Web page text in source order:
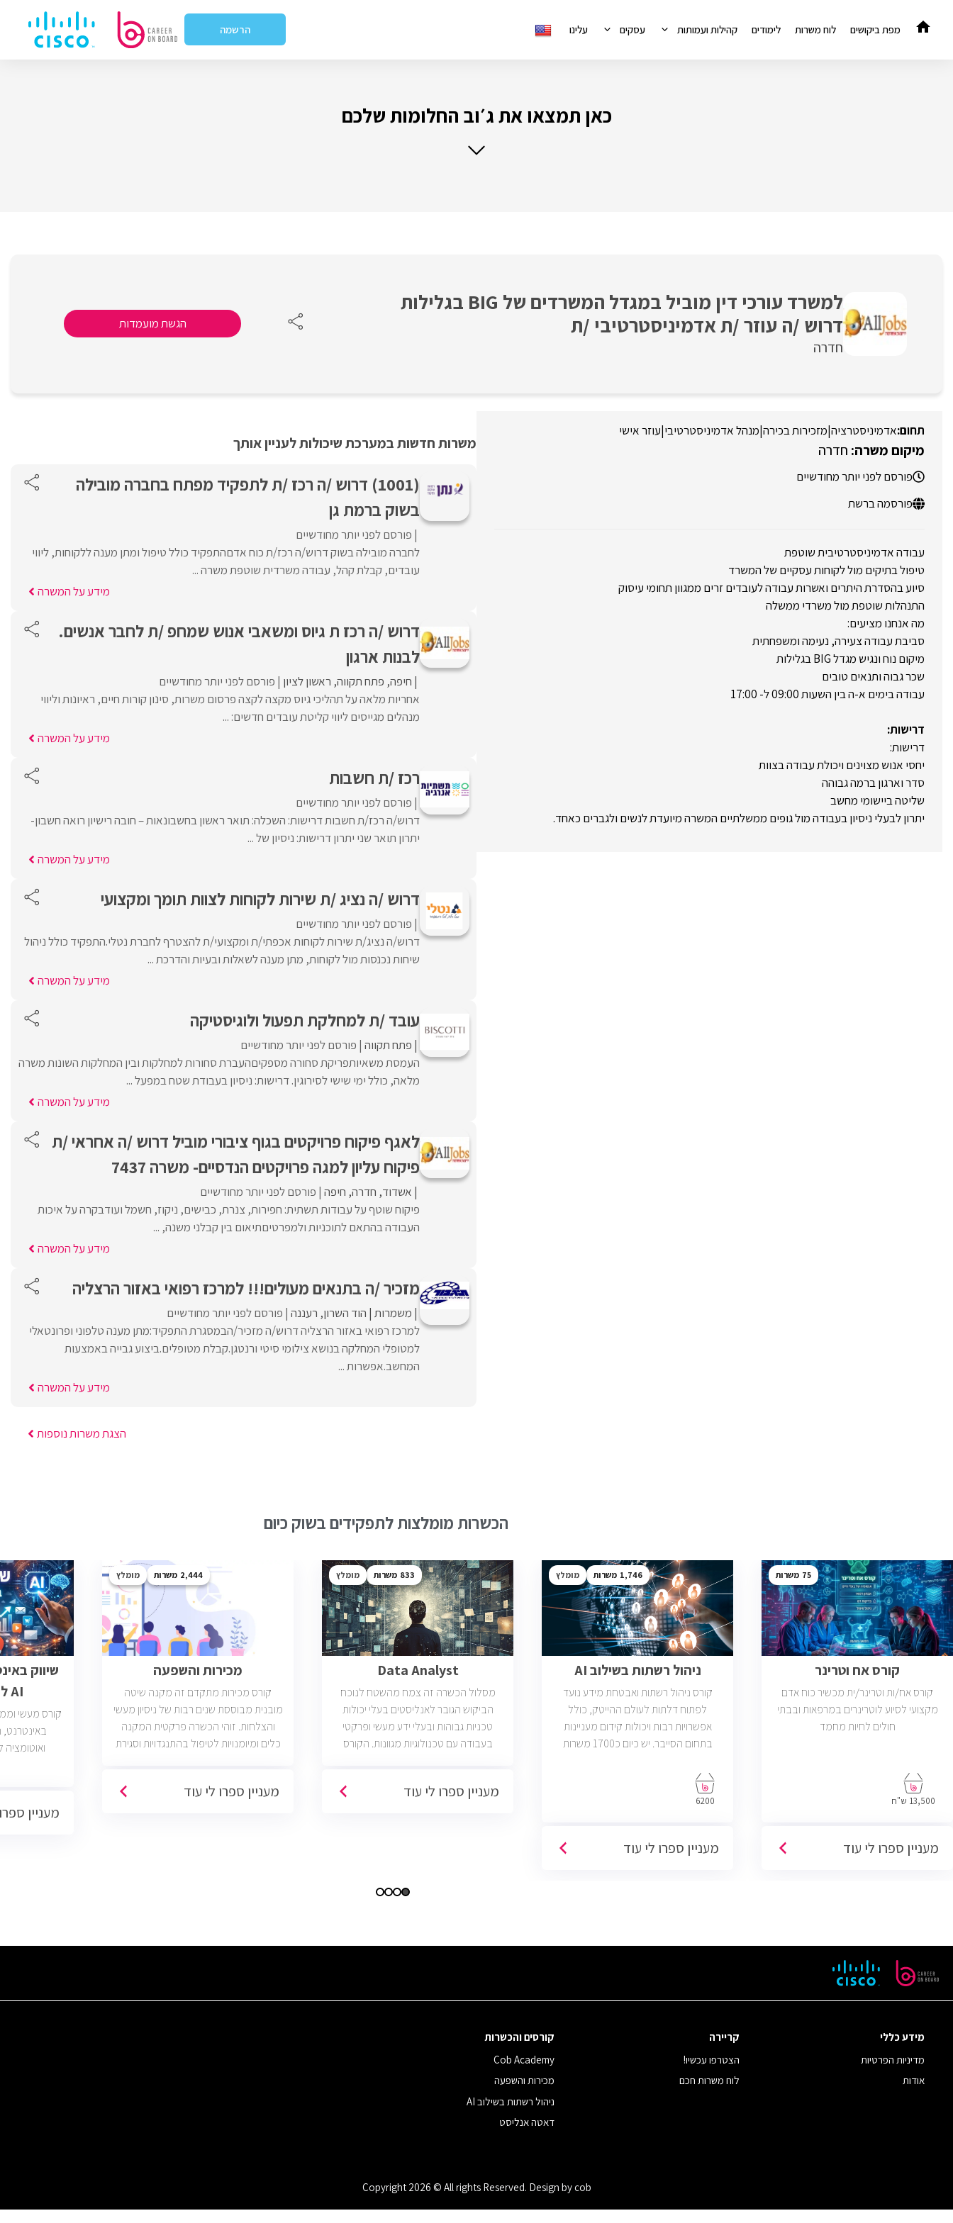
לתוכן
מפת ביקושים לוח משרות לימודים קהילות ועמותות עסקים עלינו הרשמה
כאן תמצאו את ג׳וב החלומות שלכם
למשרד עורכי דין מוביל במגדל המשרדים של BIG בגלילות
דרוש /ה עוזר /ת אדמיניסטרטיבי /ת
חדרה
הגשת מועמדות
אדמיניסטרציה|מזכירות בכירה|מנהל אדמיניסטרטיבי|עוזר אישי
חדרה
פורסם לפני יותר מחודשיים
פורסמה ברשת
עבודה אדמיניסטרטיבית שוטפת
טיפול בתיקים מול לקוחות עסקיים של המשרד
סיוע בהסדרת היתרים ואשרות עבודה לעובדים זרים ממגוון תחומי עיסוק
התנהלות שוטפת מול משרדי ממשלה
מה אנחנו מציעים:
סביבת עבודה צעירה, נעימה ומשפחתית
מיקום נוח ונגיש מגדל BIG בגלילות
שכר גבוה ותנאים טובים
עבודה בימים א-ה בין השעות 09:00 ל- 17:00
דרישות:
דרישות:
יחסי אנוש מצוינים ויכולת עבודה בצוות
סדר וארגון ברמה גבוהה
שליטה ביישומי מחשב
יתרון לבעלי ניסיון בעבודה מול גופים ממשלתיים המשרה מיועדת לנשים ולגברים כאחד.
משרות חדשות במערכת שיכולות לעניין אותך
(1001) דרוש /ה רכז /ת לתפקיד מפתח בחברה מובילה
בשוק ברמת גן
פורסם לפני יותר מחודשיים
לחברה מובילה בשוק דרוש/ה רכז/ת כוח אדםהתפקיד כולל טיפול ומתן מענה ללקוחות, ליווי
עובדים, קבלת קהל, עבודה משרדית שוטפת משרה ...
מידע על המשרה
דרוש /ה רכז ת גיוס ומשאבי אנוש שמחפ /ת לחבר אנשים.
לבנות ארגון
חיפה פתח תקווה ראשון לציון פורסם לפני יותר מחודשיים
אחריות מלאה על תהליכי גיוס מקצה לקצה פרסום משרות, סינון קורות חיים, ראיונות וליווי
מנהלים מגייסים ליווי קליטת עובדים חדשים: ...
מידע על המשרה
רכז /ת חשבות
פורסם לפני יותר מחודשיים
דרוש/ה רכז/ת חשבות דרישות: השכלה: תואר ראשון בחשבונאות – חובה רישיון רואה חשבון-
יתרון תואר שני יתרון דרישות: ניסיון של ...
מידע על המשרה
דרוש /ה נציג /ת שירות לקוחות לצוות תומך ומקצועי
פורסם לפני יותר מחודשיים
דרוש/ה נציג/ת שירות לקוחות אכפתי/ת ומקצועי/ת להצטרף לחברת נטלי.התפקיד כולל ניהול
שיחות נכנסות מול לקוחות, מתן מענה לשאלות ובעיות והדרכת ...
מידע על המשרה
עובד /ת למחלקת תפעול ולוגיסטיקה
פתח תקווה פורסם לפני יותר מחודשיים
העמסת משאיותפריקת סחורה מספקיםהעברת סחורות למחלקות ובין המחלקות השונות משרה
מלאה, כולל ימי שישי לסירוגין. דרישות: ניסיון בעבודת שטח במפעל ...
מידע על המשרה
לאגף פיקוח פרויקטים בגוף ציבורי מוביל דרוש /ה אחראי /ת
פיקוח עליון למגה פרויקטים הנדסיים- משרה 7437
אשדוד חדרה חיפה פורסם לפני יותר מחודשיים
פיקוח שוטף על עבודות תשתית: חפירות, צנרת, כבישים, ניקוז, חשמל ועודבקרה על איכות
העבודה בהתאם לתוכניות ולמפרטיםתיאום בין קבלני משנה, ...
מידע על המשרה
מזכיר /ה בתנאים מעולים!!! למרכז רפואי באזור הרצליה
משמרות הוד השרון רעננה פורסם לפני יותר מחודשיים
למרכז רפואי באזור הרצליה דרוש/ה מזכיר/הבמסגרת התפקיד:מתן מענה טלפוני ופרונטאלי
למטופלי המחלקה בנושא צילומי סיטי ורנטגן.קבלת מטופלים.ביצוע גבייה באמצעות
המחשב.אפשרות ...
מידע על המשרה
הצגת משרות נוספות
הכשרות מומלצות לתפקידים בשוק כיום
75
קורס אח וטרינר
קורס אח/ות וטרינר/ית מכשיר כוח אדם
מקצועי לסיוע לוטרינרים במרפאות ובבתי
חולים לחיות מחמד
13,500 ש"ח
מעניין ספרו לי עוד
1,746 מומלץ
ניהול רשתות בשילוב AI
קורס ניהול רשתות ואבטחת מידע נועד
לפתוח דלתות לעולם ההייטק, כולל
אפשרויות רבות ויכולות קידום מעניינות
בתחום הסייבר. יש כיום כ1700 משרות
בניהול רשתות והסמכת CCNA.
6200
מעניין ספרו לי עוד
833 מומלץ
Data Analyst
מסלול הכשרה זה צמח מהשטח לנוכח
הביקוש הגובר לאנליסטים בעלי יכולות
טכניות גבוהות ובעלי ידע מעשי ופרקטי
בעבודה עם טכנולוגיות מגוונות. הקורס
פתוחות בשוק והתפקיד מתאים לעבודה
מעניין ספרו לי עוד
2,444 מומלץ
מכירות והשפעה
קורס מכירות מתקדם זה מקנה שיטה
מובנית מבוססת שנים רבות של ניסיון מעשי
והצלחות. זוהי הכשרה פרקטית המקנה
כלים ומיומנויות לטיפול בהתנגדויות וסגירת
הסוגים והגדלים (מכירות טלפוניות,
מעניין ספרו לי עוד
שיווק
AI לבעלי עסקים
קורס מעשי
ואוטומציה
מעניין
מידע כללי
מדיניות הפרטיות
אודות
קריירה
הצטרפו עכשיו!
לוח משרות חכם
קורסים והכשרות
Cob Academy
מכירות והשפעה
ניהול רשתות בשילוב AI
דאטה אנליסט
Copyright 2026 © All rights Reserved. Design by cob